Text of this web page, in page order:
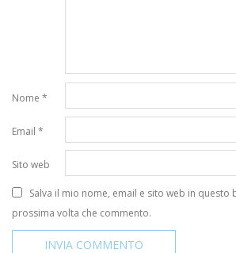
Nome *
Email *
Sito web
Salva il mio nome, email e sito web in questo
prossima volta che commento.